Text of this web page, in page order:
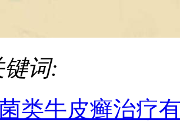
词:
类牛皮癣治疗